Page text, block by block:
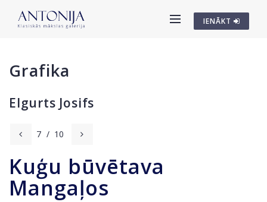
IENĀKT
Grafika
Elgurts Josifs
7 / 10
Kuģu būvētava
Mangaļos